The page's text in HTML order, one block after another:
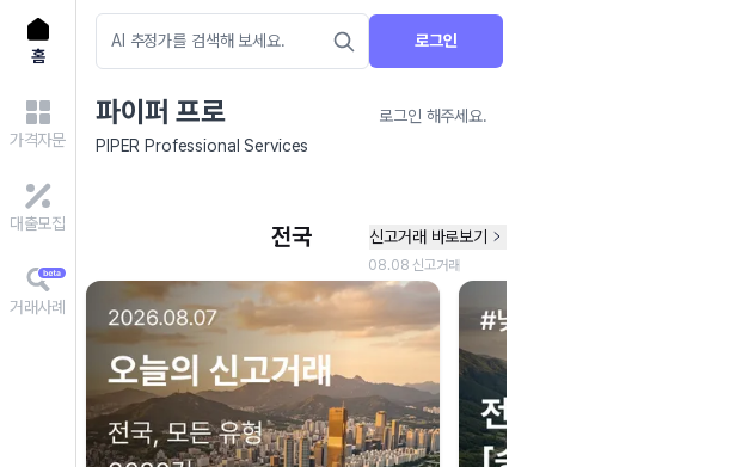
홈
가격자문
대출모집
거래사례
로그인
파이퍼 프로
로그인 해주세요.
PIPER Professional Services